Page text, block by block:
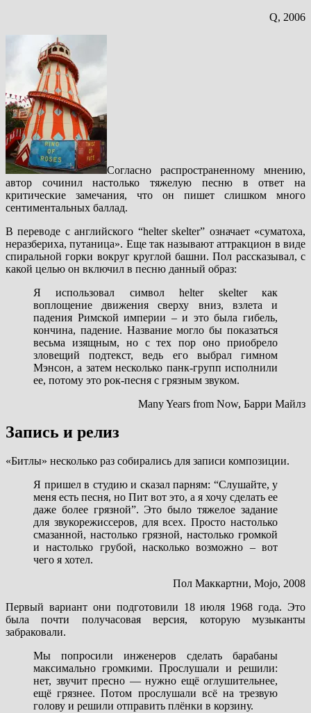
Q, 2006
Согласно распространенному мнению,
автор сочинил настолько тяжелую песню в ответ на
критические замечания, что он пишет слишком много
сентиментальных баллад.
В переводе с английского “helter skelter” означает «суматоха,
неразбериха, путаница». Еще так называют аттракцион в виде
спиральной горки вокруг круглой башни. Пол рассказывал, с
какой целью он включил в песню данный образ:
Я использовал символ helter skelter как
воплощение движения сверху вниз, взлета и
падения Римской империи – и это была гибель,
кончина, падение. Название могло бы показаться
весьма изящным, но с тех пор оно приобрело
зловещий подтекст, ведь его выбрал гимном
Мэнсон, а затем несколько панк-групп исполнили
ее, потому это рок-песня с грязным звуком.
Many Years from Now, Барри Майлз
Запись и релиз
«Битлы» несколько раз собирались для записи композиции.
Я пришел в студию и сказал парням: “Слушайте, у
меня есть песня, но Пит вот это, а я хочу сделать ее
даже более грязной”. Это было тяжелое задание
для звукорежиссеров, для всех. Просто настолько
смазанной, настолько грязной, настолько громкой
и настолько грубой, насколько возможно – вот
чего я хотел.
Пол Маккартни, Mojo, 2008
Первый вариант они подготовили 18 июля 1968 года. Это
была почти получасовая версия, которую музыканты
забраковали.
Мы попросили инженеров сделать барабаны
максимально громкими. Прослушали и решили:
нет, звучит пресно — нужно ещё оглушительнее,
ещё грязнее. Потом прослушали всё на трезвую
голову и решили отправить плёнки в корзину.